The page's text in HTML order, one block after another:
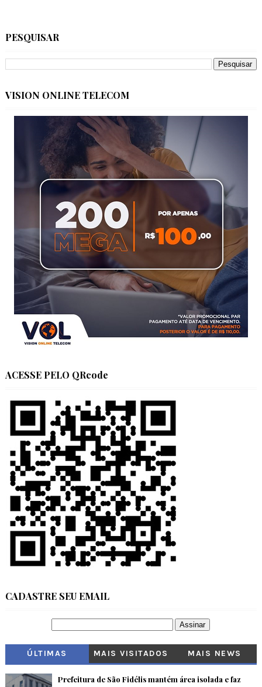
PESQUISAR
VISION ONLINE TELECOM
ACESSE PELO QRcode
CADASTRE SEU EMAIL
ÚLTIMAS MAIS VISITADOS MAIS NEWS
Prefeitura de São Fidélis mantém área isolada e faz